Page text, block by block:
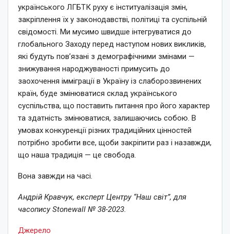
українського ЛГБТК руху є інституалізація змін,
закріплення їх у законодавстві, політиці та суспільній
свідомості. Ми мусимо швидше інтегруватися до
глобального Заходу перед наступом нових викликів,
які будуть пов’язані з демографічними змінами —
знижування народжуваності примусить до
заохочення імміграції в Україну із слаборозвинених
країн, буде змінюватися склад українського
суспільства, що поставить питання про його характер
та здатність змінюватися, залишаючись собою. В
умовах конкуренції різних традиційних цінностей
потрібно зробити все, щоби закріпити раз і назавжди,
що наша традиція — це свобода.
Вона завжди на часі.
Андрій Кравчук, експерт Центру “Наш світ”, для
часопису Stonewall № 38-2023.
Джерело